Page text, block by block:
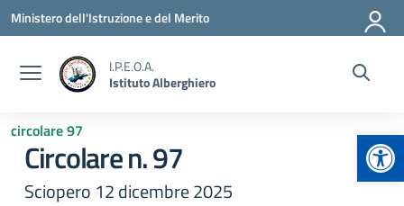
Vai ai contenuti
Vai al menu di navigazione
Vai al footer
Ministero dell'Istruzione e del Merito
I.P.E.O.A.
Istituto Alberghiero
circolare 97
Circolare n. 97
Sciopero 12 dicembre 2025